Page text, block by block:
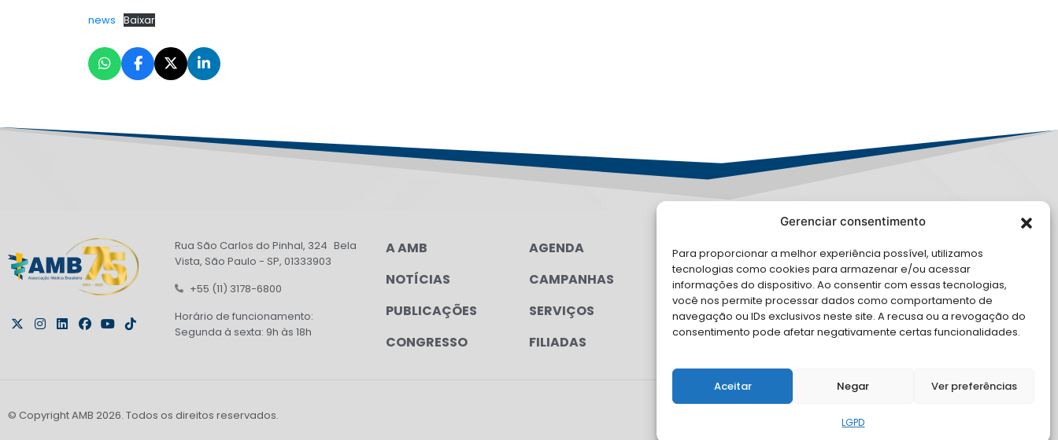
Gerenciar consentimento
Para proporcionar a melhor experiência possível, utilizamos
tecnologias como cookies para armazenar e/ou acessar
informações do dispositivo. Ao consentir com essas tecnologias,
você nos permite processar dados como comportamento de
navegação ou IDs exclusivos neste site. A recusa ou a revogação do
consentimento pode afetar negativamente certas funcionalidades.
Aceitar Negar Ver preferências
LGPD
news Baixar
Rua São Carlos do Pinhal, 324 Bela
Vista, São Paulo - SP, 01333903
+55 (11) 3178-6800
Horário de funcionamento:
Segunda à sexta: 9h às 18h
A AMB
NOTÍCIAS
PUBLICAÇÕES
CONGRESSO
AGENDA
CAMPANHAS
SERVIÇOS
FILIADAS
LGPD
FALE CONOSCO
Solicite Apoio Institucional da AMB
para o seu evento
© Copyright AMB 2026. Todos os direitos reservados.